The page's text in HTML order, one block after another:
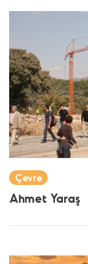
Çevre
Ahmet Yaraş